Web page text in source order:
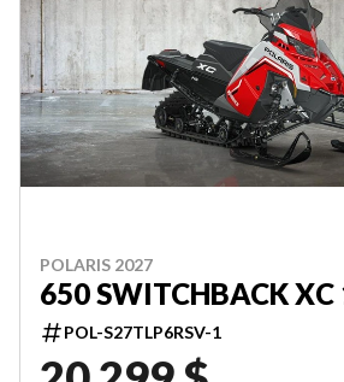
POLARIS 2027
650 SWITCHBACK XC
POL-S27TLP6RSV-1